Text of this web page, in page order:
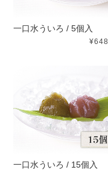
一口水ういろ / 5個入
¥648
一口水ういろ / 15個入